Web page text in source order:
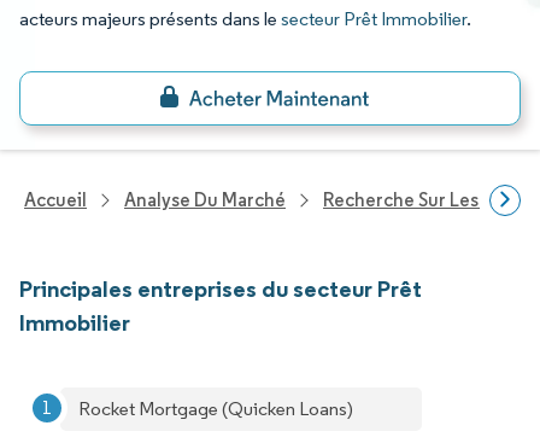
acteurs majeurs présents dans le secteur Prêt Immobilier.
Accueil Analyse Du Marché Recherche Sur Les
Principales entreprises du secteur Prêt
Immobilier
Rocket Mortgage (Quicken Loans)